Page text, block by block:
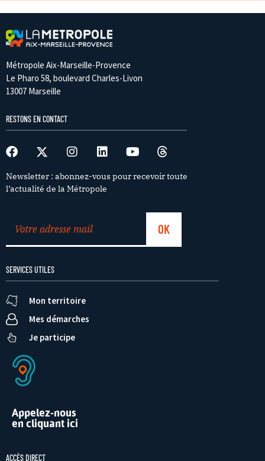
Métropole Aix-Marseille-Provence
Le Pharo 58, boulevard Charles-Livon
13007 Marseille
RESTONS EN CONTACT
Newsletter : abonnez-vous pour recevoir toute
l’actualité de la Métropole
SERVICES UTILES
Mon territoire
Mes démarches
Je participe
Appelez-nous
en cliquant ici
ACCÈS DIRECT